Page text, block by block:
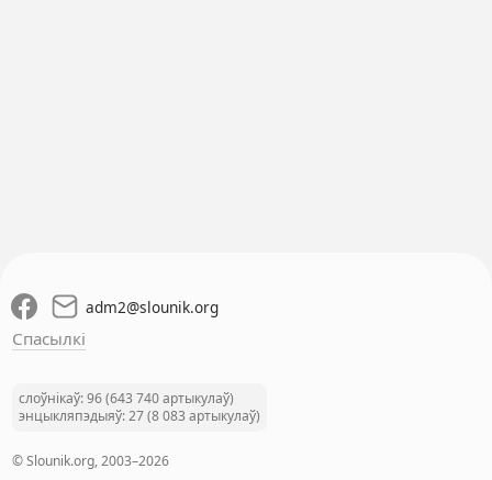
adm2@slounik.org
Спасылкі
слоўнікаў: 96 (643 740 артыкулаў)
энцыкляпэдыяў: 27 (8 083 артыкулаў)
© Slounik.org, 2003–2026